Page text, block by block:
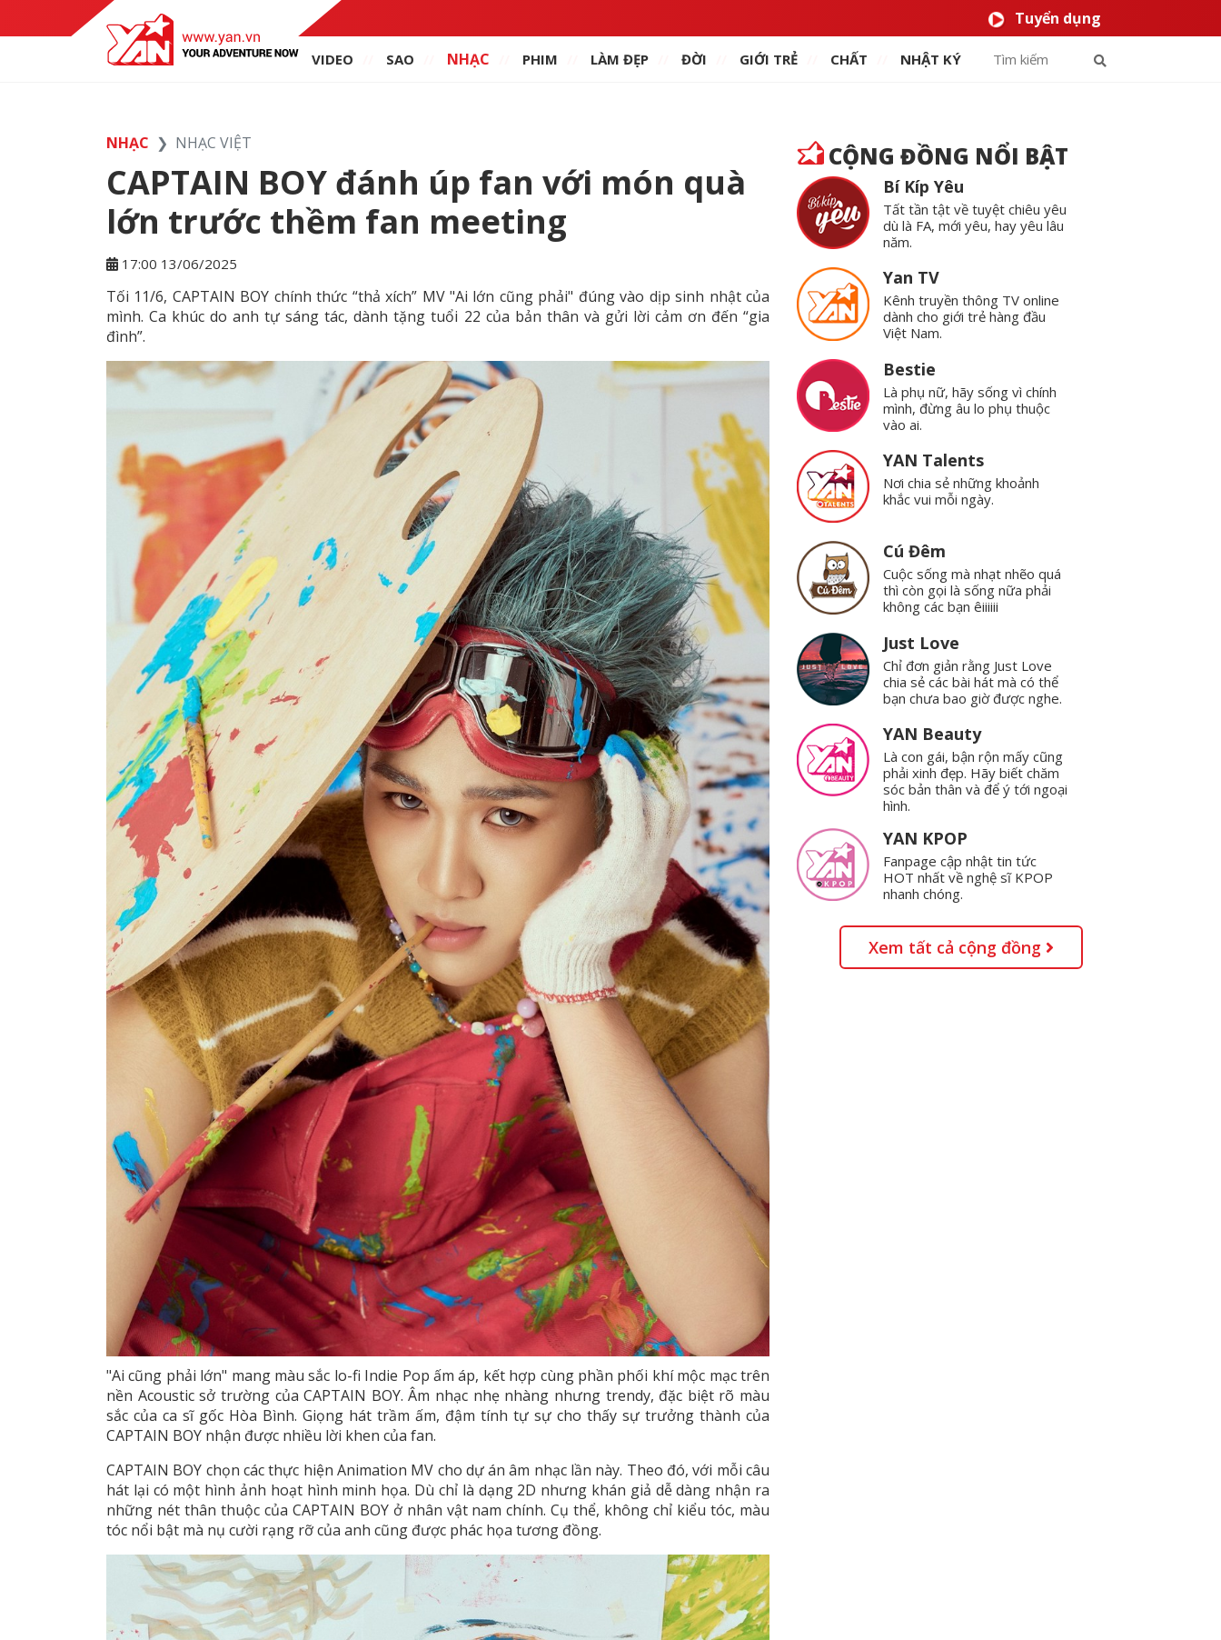
Tuyển dụng
VIDEO SAO NHẠC PHIM LÀM ĐẸP ĐỜI GIỚI TRẺ CHẤT NHẬT KÝ
NHẠC NHẠC VIỆT
CAPTAIN BOY đánh úp fan với món quà
lớn trước thềm fan meeting
17:00 13/06/2025
Tối 11/6, CAPTAIN BOY chính thức “thả xích” MV "Ai lớn cũng phải" đúng vào dịp sinh nhật của
mình. Ca khúc do anh tự sáng tác, dành tặng tuổi 22 của bản thân và gửi lời cảm ơn đến “gia
đình”.
"Ai cũng phải lớn" mang màu sắc lo-fi Indie Pop ấm áp, kết hợp cùng phần phối khí mộc mạc trên
nền Acoustic sở trường của CAPTAIN BOY. Âm nhạc nhẹ nhàng nhưng trendy, đặc biệt rõ màu
sắc của ca sĩ gốc Hòa Bình. Giọng hát trầm ấm, đậm tính tự sự cho thấy sự trưởng thành của
CAPTAIN BOY nhận được nhiều lời khen của fan.
CAPTAIN BOY chọn các thực hiện Animation MV cho dự án âm nhạc lần này. Theo đó, với mỗi câu
hát lại có một hình ảnh hoạt hình minh họa. Dù chỉ là dạng 2D nhưng khán giả dễ dàng nhận ra
những nét thân thuộc của CAPTAIN BOY ở nhân vật nam chính. Cụ thể, không chỉ kiểu tóc, màu
tóc nổi bật mà nụ cười rạng rỡ của anh cũng được phác họa tương đồng.
CỘNG ĐỒNG NỔI BẬT
Bí Kíp Yêu
Tất tần tật về tuyệt chiêu yêu
dù là FA, mới yêu, hay yêu lâu
năm.
Yan TV
Kênh truyền thông TV online
dành cho giới trẻ hàng đầu
Việt Nam.
Bestie
Là phụ nữ, hãy sống vì chính
mình, đừng âu lo phụ thuộc
vào ai.
YAN Talents
Nơi chia sẻ những khoảnh
khắc vui mỗi ngày.
Cú Đêm
Cuộc sống mà nhạt nhẽo quá
thì còn gọi là sống nữa phải
không các bạn êiiiiii
Just Love
Chỉ đơn giản rằng Just Love
chia sẻ các bài hát mà có thể
bạn chưa bao giờ được nghe.
YAN Beauty
Là con gái, bận rộn mấy cũng
phải xinh đẹp. Hãy biết chăm
sóc bản thân và để ý tới ngoại
hình.
YAN KPOP
Fanpage cập nhật tin tức
HOT nhất về nghệ sĩ KPOP
nhanh chóng.
Xem tất cả cộng đồng